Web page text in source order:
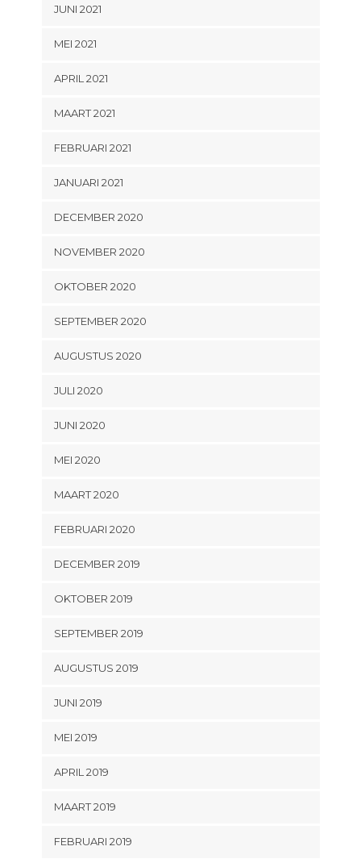
JUNI 2021
MEI 2021
APRIL 2021
MAART 2021
FEBRUARI 2021
JANUARI 2021
DECEMBER 2020
NOVEMBER 2020
OKTOBER 2020
SEPTEMBER 2020
AUGUSTUS 2020
JULI 2020
JUNI 2020
MEI 2020
MAART 2020
FEBRUARI 2020
DECEMBER 2019
OKTOBER 2019
SEPTEMBER 2019
AUGUSTUS 2019
JUNI 2019
MEI 2019
APRIL 2019
MAART 2019
FEBRUARI 2019